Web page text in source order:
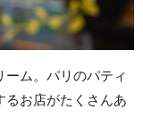
ム。パリのパティ
るお店がたくさんあ